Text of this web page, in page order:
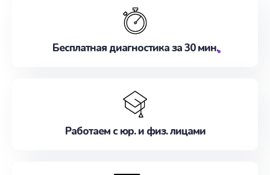
Бесплатная диагностика за 30 мин.
Работаем с юр. и физ. лицами